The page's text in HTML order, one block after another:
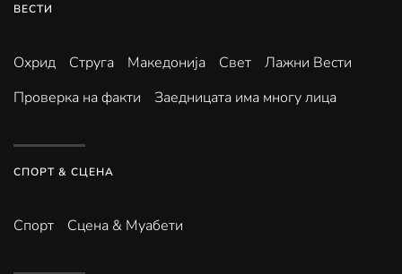
ВЕСТИ
Охрид Струга Македонија Свет
Лажни Вести
Проверка на факти
Заедницата има многу лица
СПОРТ & СЦЕНА
Спорт Сцена & Муабети